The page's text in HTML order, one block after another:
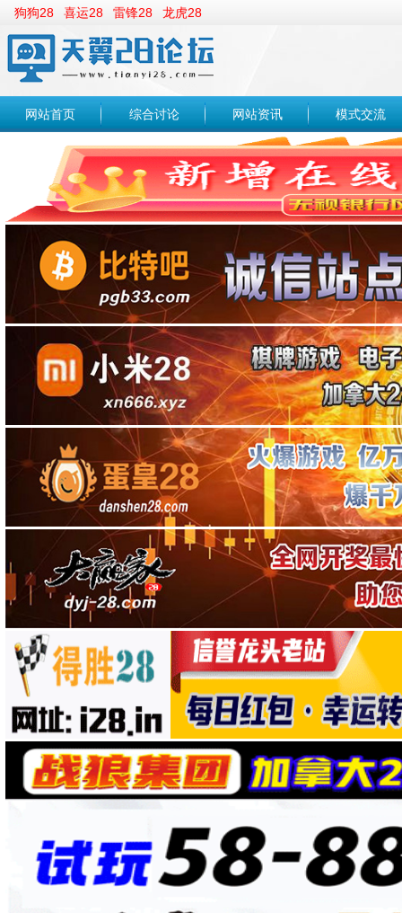
狗狗28 喜运28 雷锋28 龙虎28
网站首页 综合讨论 网站资讯 模式交流